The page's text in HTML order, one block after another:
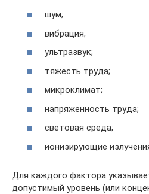
шум;
вибрация;
ультразвук;
тяжесть труда;
микроклимат;
напряженность труда;
световая среда;
ионизирующие
Для каждого фактора
допустимый уровень (или